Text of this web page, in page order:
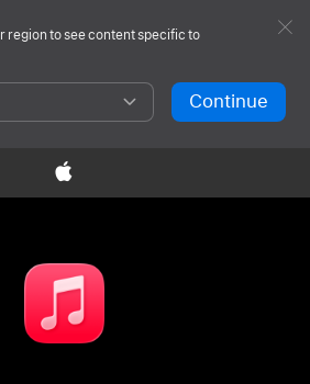
region to see content specific to
Continue
